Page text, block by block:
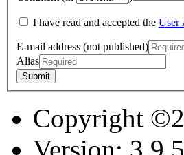
I have read and accepted the User
E-mail address (not published)
Alias
Copyright